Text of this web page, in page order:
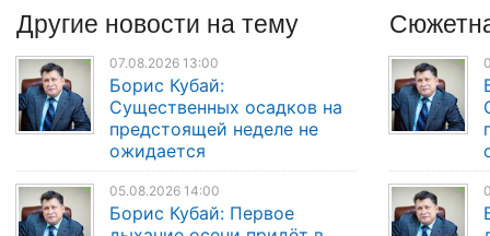
Другие новости на тему
07.08.2026 13:00
Борис Кубай:
Существенных осадков на
предстоящей неделе не
ожидается
05.08.2026 14:00
Борис Кубай: Первое